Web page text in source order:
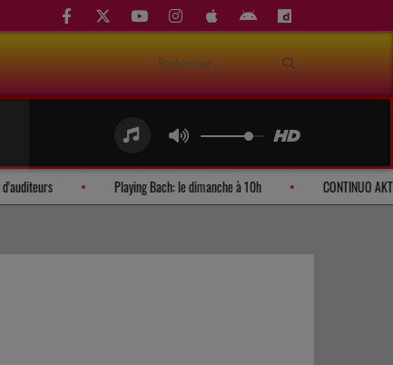
Demandes d'auditeurs Playing Bach: le dimanche à 10h